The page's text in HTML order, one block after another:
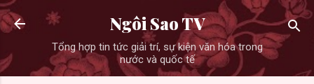
Skip to main content
Ngôi Sao TV
Tổng hợp tin tức giải trí, sự kiện văn hóa trong
nước và quốc tế